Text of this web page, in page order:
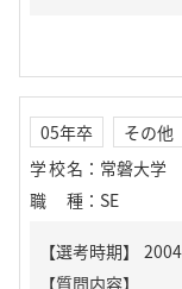
05年卒 その他
学校名 ： 常磐大学
職種 ： SE
【質問内容】